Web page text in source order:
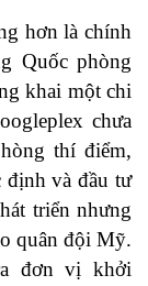
hơn là chính
Quốc phòng
khai một chi
chưa
thí điểm,
định và đầu tư
triển nhưng
quân đội Mỹ.
đơn vị khởi